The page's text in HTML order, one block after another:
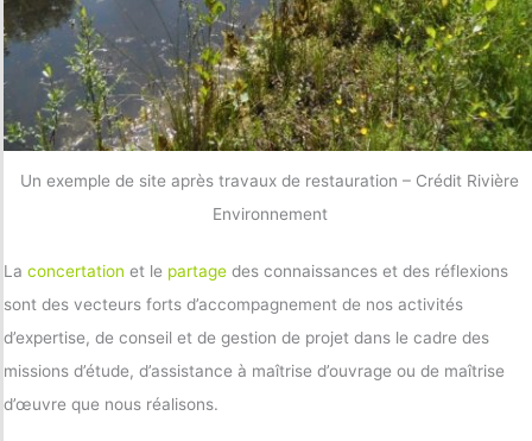
Un exemple de site après travaux de restauration – Crédit Rivière
Environnement
La concertation et le partage des connaissances et des réflexions
sont des vecteurs forts d’accompagnement de nos activités
d’expertise, de conseil et de gestion de projet dans le cadre des
missions d’étude, d’assistance à maîtrise d’ouvrage ou de maîtrise
d’œuvre que nous réalisons.